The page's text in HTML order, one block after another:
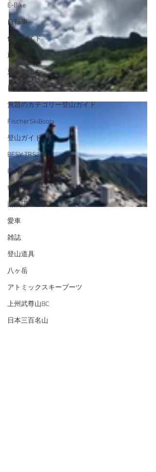
E-Bike
自転車
個人ガイド
旅
東海の山々
日本の山1000
無題のカテゴリー登山ガイド
FischerSkiBoots
登山ガイド
BESV TRS2XC
Burley COHO XC
finetrack
南魚沼
愛車
雑誌
登山道具
八ヶ岳
アトミックスキーブーツ
上州武尊山BC
日本三百名山